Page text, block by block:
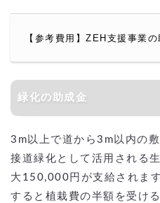
【参考費用】ZEH支援事業
緑化の助成金
3m以上で道から3m以内の
接道緑化として活用される
大150,000円が支給されま
すると植栽費の半額を受け